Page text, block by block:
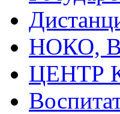
НОКО,
ЦЕНТР